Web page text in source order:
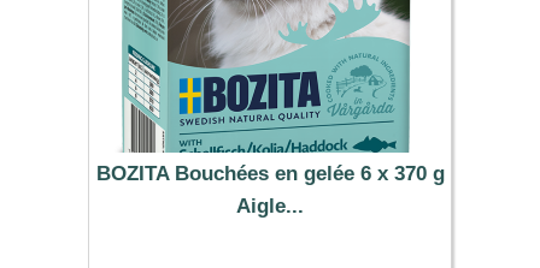
BOZITA Bouchées en gelée 6 x 370 g
Aigle...